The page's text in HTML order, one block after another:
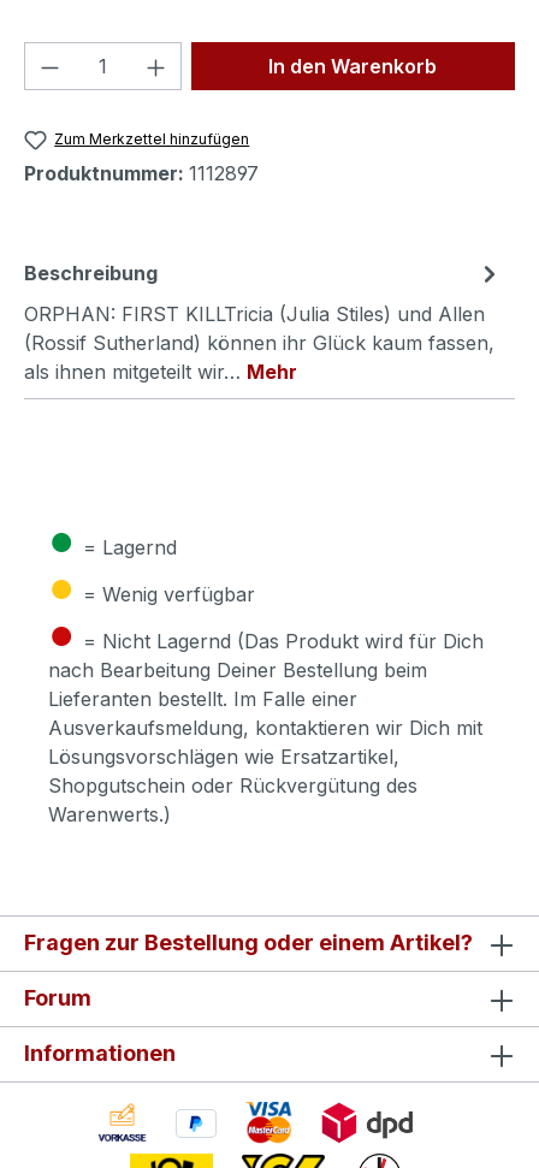
Produkt Anzahl: Gib denIn den Warenkorb
Zum Merkzettel hinzufügen
Produktnummer: 1112897
Beschreibung
ORPHAN: FIRST KILLTricia (Julia Stiles) und Allen
(Rossif Sutherland) können ihr Glück kaum fassen,
als ihnen mitgeteilt wir… Mehr
● = Lagernd
● = Wenig verfügbar
● = Nicht Lagernd (Das Produkt wird für Dich
nach Bearbeitung Deiner Bestellung beim
Lieferanten bestellt. Im Falle einer
Ausverkaufsmeldung, kontaktieren wir Dich mit
Lösungsvorschlägen wie Ersatzartikel,
Shopgutschein oder Rückvergütung des
Warenwerts.)
Fragen zur Bestellung oder einem Artikel?
Forum
Informationen